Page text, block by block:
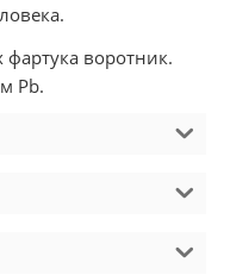
фартука воротник.
Pb.